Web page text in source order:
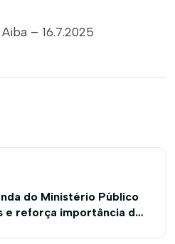
– 16.7.2025
do Ministério Público
e reforça importância do